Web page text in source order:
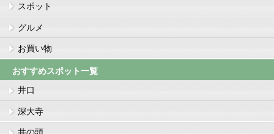
スポット
グルメ
お買い物
おすすめスポット一覧
井口
深大寺